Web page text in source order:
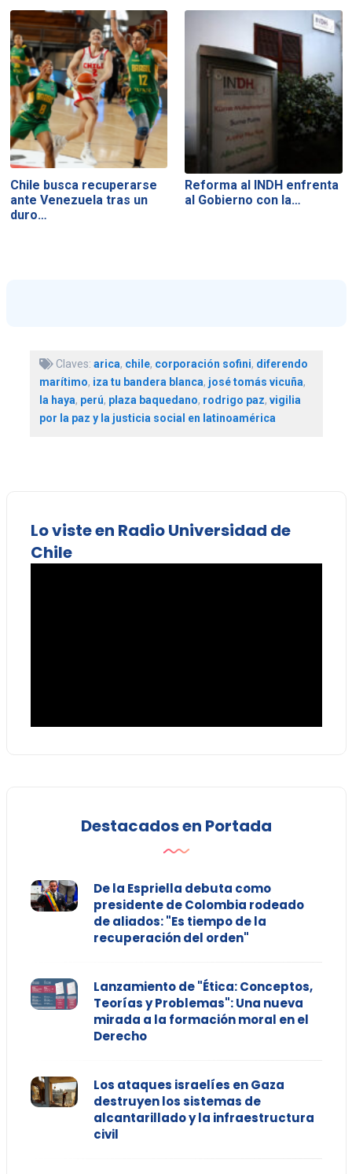
Chile busca recuperarse
ante Venezuela tras un
duro…
Reforma al INDH enfrenta
al Gobierno con la…
Claves: arica, chile, corporación sofini, diferendo
marítimo, iza tu bandera blanca, josé tomás vicuña,
la haya, perú, plaza baquedano, rodrigo paz, vigilia
por la paz y la justicia social en latinoamérica
Lo viste en Radio Universidad de
Chile
Destacados en Portada
De la Espriella debuta como
presidente de Colombia rodeado
de aliados: "Es tiempo de la
recuperación del orden"
Lanzamiento de "Ética: Conceptos,
Teorías y Problemas": Una nueva
mirada a la formación moral en el
Derecho
Los ataques israelíes en Gaza
destruyen los sistemas de
alcantarillado y la infraestructura
civil